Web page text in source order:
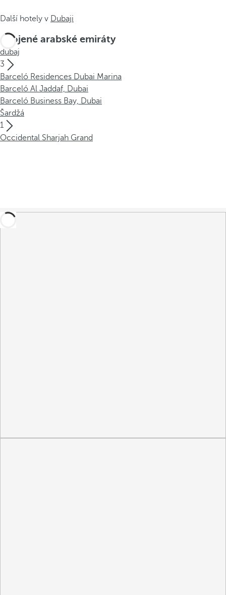
Další hotely v Dubaji
Spojené arabské emiráty
dubaj
3
Barceló Residences Dubai Marina
Barceló Al Jaddaf, Dubai
Barceló Business Bay, Dubai
Šardžá
1
Occidental Sharjah Grand